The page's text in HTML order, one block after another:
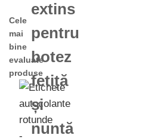
Cele
mai
bine
evaluate
produse
extins
pentru
botez
fetiță
și
nuntă